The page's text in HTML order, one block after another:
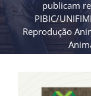
publicam
PIBIC/
Reprodução
Larger